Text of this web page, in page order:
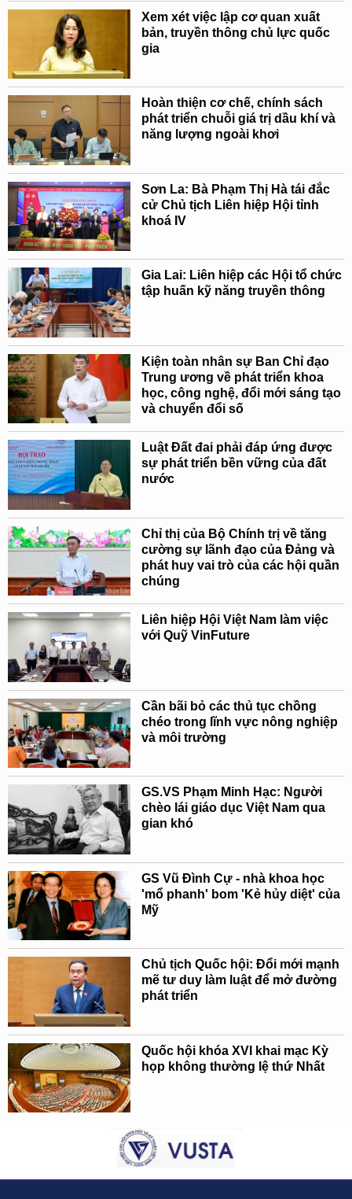
Xem xét việc lập cơ quan xuất
bản, truyền thông chủ lực quốc
gia
Hoàn thiện cơ chế, chính sách
phát triển chuỗi giá trị dầu khí và
năng lượng ngoài khơi
Sơn La: Bà Phạm Thị Hà tái đắc
cử Chủ tịch Liên hiệp Hội tỉnh
khoá IV
Gia Lai: Liên hiệp các Hội tổ chức
tập huấn kỹ năng truyền thông
Kiện toàn nhân sự Ban Chỉ đạo
Trung ương về phát triển khoa
học, công nghệ, đổi mới sáng tạo
và chuyển đổi số
Luật Đất đai phải đáp ứng được
sự phát triển bền vững của đất
nước
Chỉ thị của Bộ Chính trị về tăng
cường sự lãnh đạo của Đảng và
phát huy vai trò của các hội quần
chúng
Liên hiệp Hội Việt Nam làm việc
với Quỹ VinFuture
Cần bãi bỏ các thủ tục chồng
chéo trong lĩnh vực nông nghiệp
và môi trường
GS.VS Phạm Minh Hạc: Người
chèo lái giáo dục Việt Nam qua
gian khó
GS Vũ Đình Cự - nhà khoa học
'mổ phanh' bom 'Kẻ hủy diệt' của
Mỹ
Chủ tịch Quốc hội: Đổi mới mạnh
mẽ tư duy làm luật để mở đường
phát triển
Quốc hội khóa XVI khai mạc Kỳ
họp không thường lệ thứ Nhất